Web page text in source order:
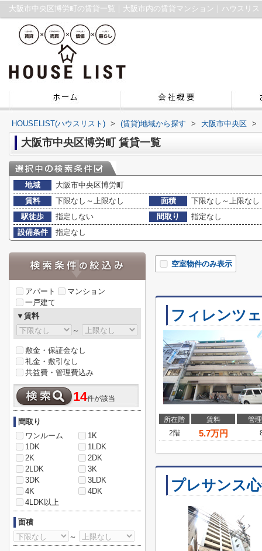
大阪市中央区博労町の賃貸一覧｜大阪市内の賃貸マンション｜ハウスリス
HOUSELIST(ハウスリスト) > (賃貸)地域から探す > 大阪市中央区 >
大阪市中央区博労町 賃貸一覧
地域
大阪市中央区博労町
賃料
下限なし～上限なし 面積
下限なし～上限なし
駅徒歩
指定しない 間取り
指定なし
設備条件
指定なし
空室物件のみ表示
フィレンツ
所在階 賃料
管
2階
5.7万円
プレサンス
アパート
マンション
一戸建て
▼賃料
～
敷金・保証金なし
礼金・敷引なし
共益費・管理費込み
14件が該当
間取り
ワンルーム
1K
1DK
1LDK
2K
2DK
2LDK
3K
3DK
3LDK
4K
4DK
4LDK以上
面積
～